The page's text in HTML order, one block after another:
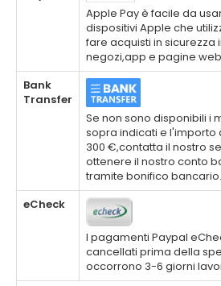
Apple Pay è facile da
dispositivi Apple che
fare acquisti in sicurezza
negozi,app e pagine
Bank
Transfer
Se non sono disponibili i
sopra indicati e l'importo
300 €,contatta il nostro
ottenere il nostro conto
tramite bonifico bancario.
eCheck
I pagamenti Paypal
cancellati prima della
occorrono 3-6 giorni